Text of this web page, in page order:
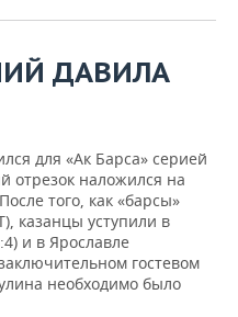
ДАВИЛА
для «Ак Барса» серией
отрезок наложился на
того, как «барсы»
казанцы уступили в
и в Ярославле
гостевом
необходимо было